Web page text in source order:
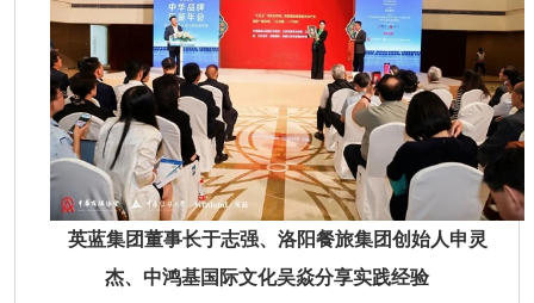
英蓝集团董事长于志强、洛阳餐旅集团创始人申灵
杰、中鸿基国际文化吴焱分享实践经验